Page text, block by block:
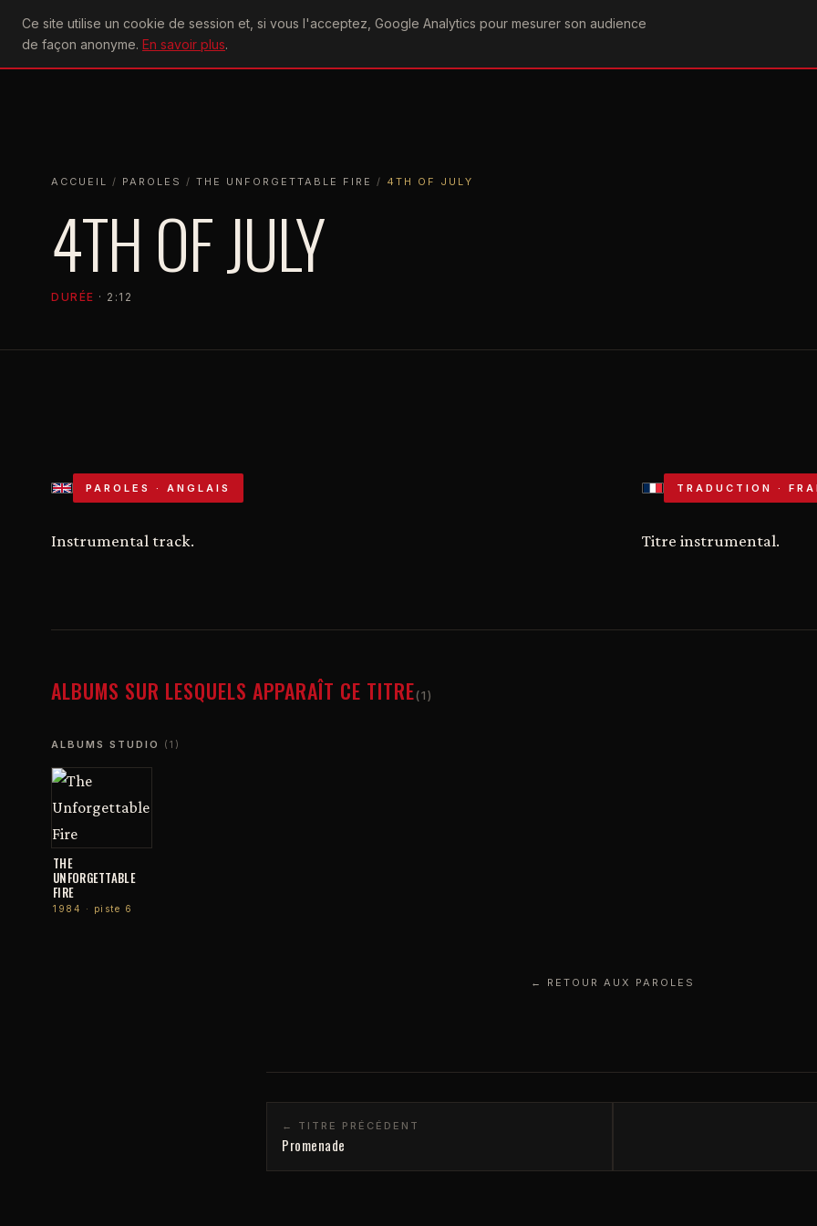
Ce site utilise un cookie de session et, si vous l'acceptez, Google Analytics pour mesurer son audience
de façon anonyme. En savoir plus.
U2achtung
ACCUEIL
ACTU CONCERTS DISCOGRAPHIEPAROLESVIDÉOGRAPHIEFORUMS
ACCUEIL / PAROLES / THE UNFORGETTABLE FIRE / 4TH OF JULY
4TH OF JULY
DURÉE · 2:12
PAROLES · ANGLAIS
Instrumental track.
TRADUCTION ·
Titre instrumental.
ALBUMS SUR LESQUELS APPARAÎT CE TITRE(1)
ALBUMS STUDIO (1)
THE
UNFORGETTABLE
FIRE
1984 · piste 6
← RETOUR AUX PAROLES
← TITRE PRÉCÉDENT
Promenade